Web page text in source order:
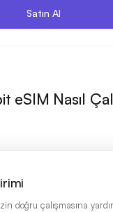
Satın Al
eSIM Nasıl
doğru çalışmasına